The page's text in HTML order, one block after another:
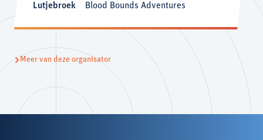
Lutjebroek Blood Bounds Adventures
Meer van deze organisator